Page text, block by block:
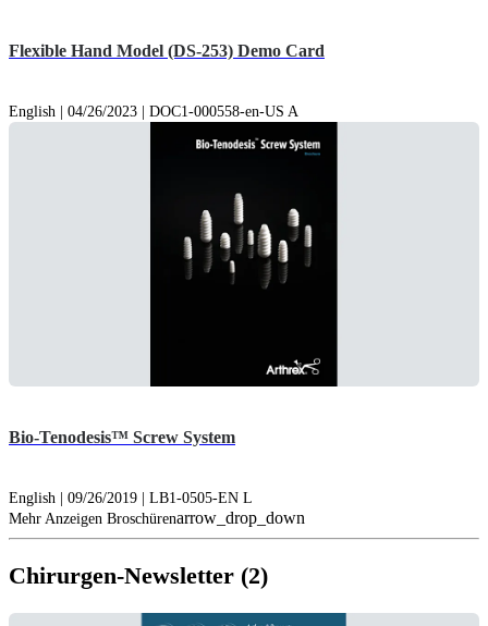
Flexible Hand Model (DS-253) Demo Card
English | 04/26/2023 | DOC1-000558-en-US A
Bio-Tenodesis™ Screw System
English | 09/26/2019 | LB1-0505-EN L
Mehr Anzeigen Broschürenarrow_drop_down
Chirurgen-Newsletter (2)